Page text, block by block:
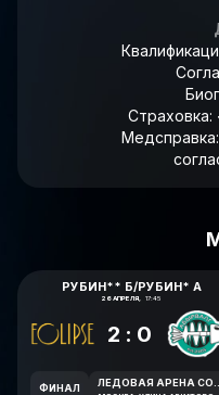
Страховка:
Медсправка:
РУБИН** Б/РУБИН* А
26 АПРЕЛЯ, 17:45
2:0
ФИНАЛ